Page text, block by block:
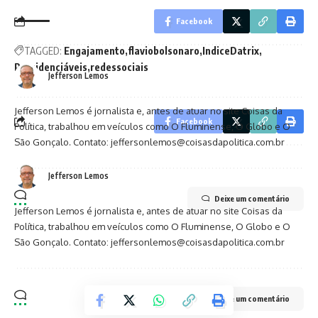
TAGGED: Engajamento flaviobolsonaro IndiceDatrix
Presidenciáveis redessociais
Facebook
Jefferson Lemos
Jefferson Lemos é jornalista e, antes de atuar no site Coisas da
Política, trabalhou em veículos como O Fluminense, O Globo e O
São Gonçalo. Contato: jeffersonlemos@coisasdapolitica.com.br
Deixe um comentário
Facebook
Jefferson Lemos
Jefferson Lemos é jornalista e, antes de atuar no site Coisas da
Política, trabalhou em veículos como O Fluminense, O Globo e O
São Gonçalo. Contato: jeffersonlemos@coisasdapolitica.com.br
Deixe um comentário